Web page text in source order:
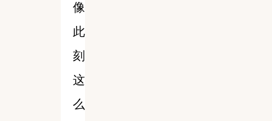
像
此
刻
这
么